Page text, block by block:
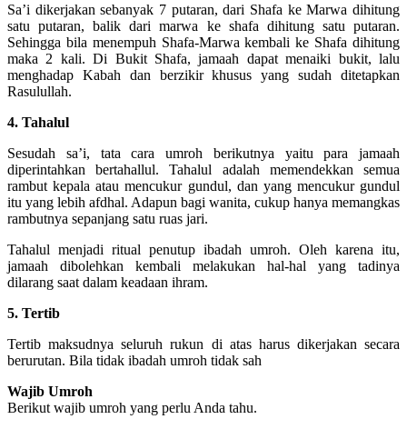
Sa’i dikerjakan sebanyak 7 putaran, dari Shafa ke Marwa dihitung
satu putaran, balik dari marwa ke shafa dihitung satu putaran.
Sehingga bila menempuh Shafa-Marwa kembali ke Shafa dihitung
maka 2 kali. Di Bukit Shafa, jamaah dapat menaiki bukit, lalu
menghadap Kabah dan berzikir khusus yang sudah ditetapkan
Rasulullah.
4. Tahalul
Sesudah sa’i, tata cara umroh berikutnya yaitu para jamaah
diperintahkan bertahallul. Tahalul adalah memendekkan semua
rambut kepala atau mencukur gundul, dan yang mencukur gundul
itu yang lebih afdhal. Adapun bagi wanita, cukup hanya memangkas
rambutnya sepanjang satu ruas jari.
Tahalul menjadi ritual penutup ibadah umroh. Oleh karena itu,
jamaah dibolehkan kembali melakukan hal-hal yang tadinya
dilarang saat dalam keadaan ihram.
5. Tertib
Tertib maksudnya seluruh rukun di atas harus dikerjakan secara
berurutan. Bila tidak ibadah umroh tidak sah
Wajib Umroh
Berikut wajib umroh yang perlu Anda tahu.